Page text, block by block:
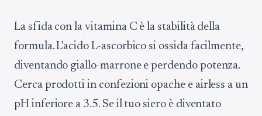
La sfida con la vitamina C è la stabilità della
formula. L'acido L-ascorbico si ossida facilmente,
diventando giallo-marrone e perdendo potenza.
Cerca prodotti in confezioni opache e airless a un
pH inferiore a 3.5. Se il tuo siero è diventato